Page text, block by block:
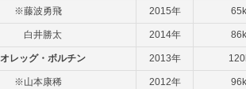
※藤波勇飛 2015年
白井勝太 2014年
オレッグ・ボルチン 2013年
※山本康稀 2012年